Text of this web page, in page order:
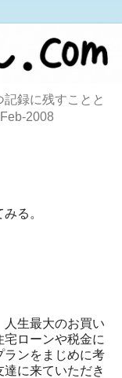
録に残すことと
2008
る。
人生最大のお買い
ローンや税金に
ランをまじめに考
に来ていただき